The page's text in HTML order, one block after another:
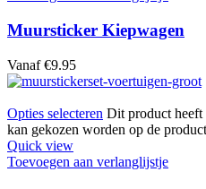
Muursticker Kiepwagen
Vanaf €9.95
Opties selecteren Dit product heeft
kan gekozen worden op de
Quick view
Toevoegen aan verlanglijstje